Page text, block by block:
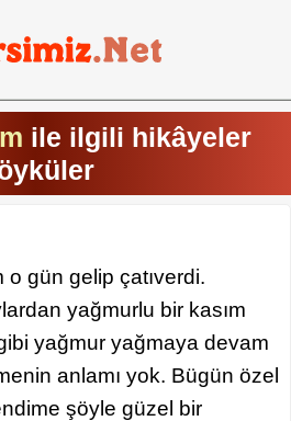
ile ilgili hikâyeler
gün gelip çatıverdi.
yağmurlu bir kasım
yağmur yağmaya devam
anlamı yok. Bügün özel
şöyle güzel bir